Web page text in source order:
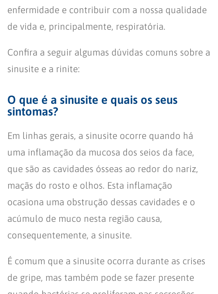
enfermidade e contribuir com a nossa qualidade
de vida e, principalmente, respiratória.
Confira a seguir algumas dúvidas comuns sobre a
sinusite e a rinite:
O que é a sinusite e quais os seus
sintomas?
Em linhas gerais, a sinusite ocorre quando há
uma inflamação da mucosa dos seios da face,
que são as cavidades ósseas ao redor do nariz,
maçãs do rosto e olhos. Esta inflamação
ocasiona uma obstrução dessas cavidades e o
acúmulo de muco nesta região causa,
consequentemente, a sinusite.
É comum que a sinusite ocorra durante as crises
de gripe, mas também pode se fazer presente